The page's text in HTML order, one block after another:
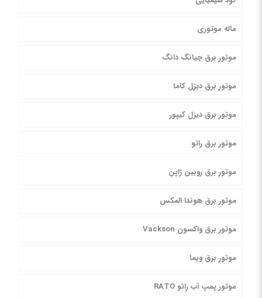
ماله موتوری
موتور برق جیانگ دانگ
موتور برق دیزل کاما
موتور برق دیزل کیپور
موتور برق راتو
موتور برق روبین ژاپن
موتور برق هوندا المکس
موتور برق واکسون Vackson
موتور برق ویما
موتور پمپ آب راتو RATO